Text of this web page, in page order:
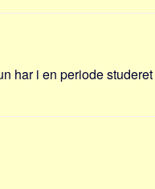
har i en periode